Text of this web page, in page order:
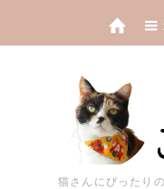
猫さんにぴったり